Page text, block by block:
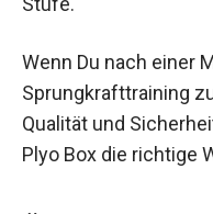
Fitnessbegeisterte
Wenn Du nach einer
Sprungkrafttraining
auf Qualität und
Suprfit Plyo Box die